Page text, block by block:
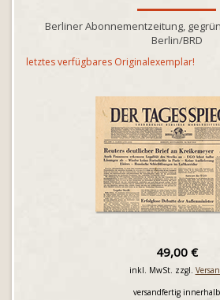
Berliner Abonnementzeitung,
Berlin/BRD
letztes verfügbares Originalexemplar!
49,00 €
inkl. MwSt. zzgl.
versandfertig innerhalb